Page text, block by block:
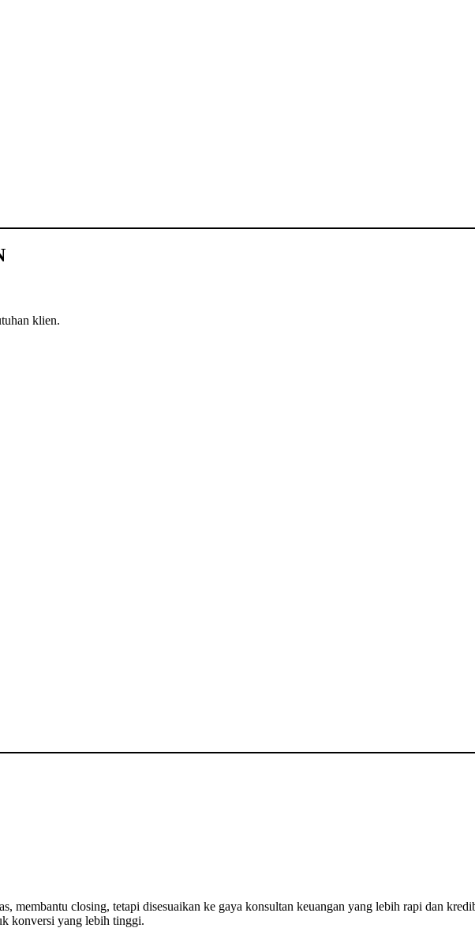
klien.
membantu closing, tetapi disesuaikan ke gaya konsultan keuangan yang lebih rapi dan
konversi yang lebih tinggi.